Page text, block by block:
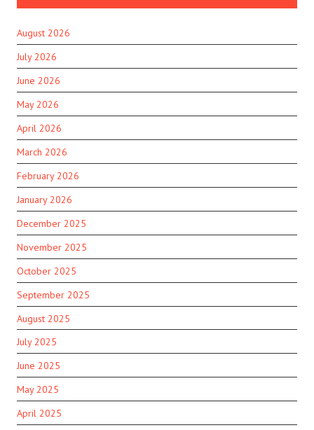
August 2026
July 2026
June 2026
May 2026
April 2026
March 2026
February 2026
January 2026
December 2025
November 2025
October 2025
September 2025
August 2025
July 2025
June 2025
May 2025
April 2025